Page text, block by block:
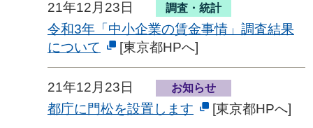
21年12月23日 調査・統計
令和3年「中小企業の賃金事情」調査結果
について
[東京都HPへ]
21年12月23日 お知らせ
都庁に門松を設置します [東京都HPへ]